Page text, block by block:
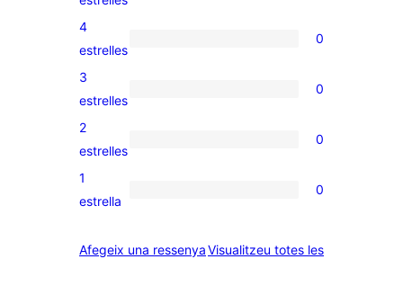
valoració
de
0
valoracions
de
4
estrelles
0
0
valoracions
de
3
estrelles
0
0
valoracions
de
estrelles
2
estrelles
0
0
de
1
estrella
0
Afegeix una ressenyaVisualitzeu totes lesressenyes